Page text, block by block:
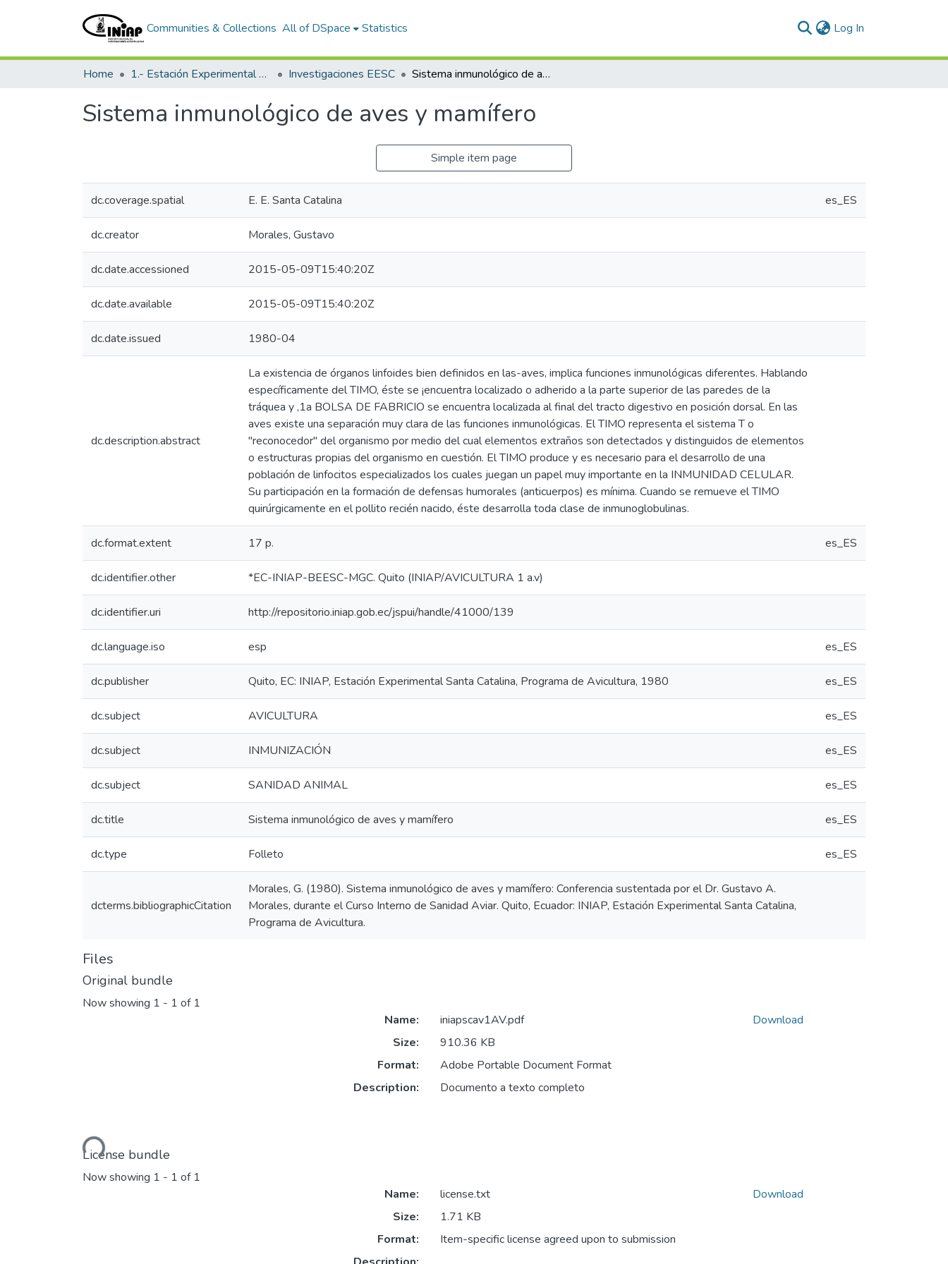
Communities & Collections All of DSpace Statistics Log In
Home 1.- Estación Experimental Santa Catalina Investigaciones EESC Sistema inmunológico de aves y mamífero
Sistema inmunológico de aves y mamífero
Simple item page
dc.coverage.spatial E. E. Santa Catalina es_ES
dc.creator Morales, Gustavo
dc.date.accessioned 2015-05-09T15:40:20Z
dc.date.available 2015-05-09T15:40:20Z
dc.date.issued 1980-04
dc.description.abstract
La existencia de órganos linfoides bien definidos en las-aves, implica funciones inmunológicas diferentes. Hablando
específicamente del TIMO, éste se ¡encuentra localizado o adherido a la parte superior de las paredes de la
tráquea y ,1a BOLSA DE FABRICIO se encuentra localizada al final del tracto digestivo en posición dorsal. En las
aves existe una separación muy clara de las funciones inmunológicas. El TIMO representa el sistema T o
"reconocedor" del organismo por medio del cual elementos extraños son detectados y distinguidos de elementos
o estructuras propias del organismo en cuestión. El TIMO produce y es necesario para el desarrollo de una
población de linfocitos especializados los cuales juegan un papel muy importante en la INMUNIDAD CELULAR.
Su participación en la formación de defensas humorales (anticuerpos) es mínima. Cuando se remueve el TIMO
quirúrgicamente en el pollito recién nacido, éste desarrolla toda clase de inmunoglobulinas.
dc.format.extent 17 p. es_ES
dc.identifier.other *EC-INIAP-BEESC-MGC. Quito (INIAP/AVICULTURA 1 a.v)
dc.identifier.uri http://repositorio.iniap.gob.ec/jspui/handle/41000/139
dc.language.iso esp es_ES
dc.publisher Quito, EC: INIAP, Estación Experimental Santa Catalina, Programa de Avicultura, 1980 es_ES
dc.subject AVICULTURA es_ES
dc.subject INMUNIZACIÓN es_ES
dc.subject SANIDAD ANIMAL es_ES
dc.title Sistema inmunológico de aves y mamífero es_ES
dc.type Folleto es_ES
dcterms.bibliographicCitation
Morales, G. (1980). Sistema inmunológico de aves y mamífero: Conferencia sustentada por el Dr. Gustavo A.
Morales, durante el Curso Interno de Sanidad Aviar. Quito, Ecuador: INIAP, Estación Experimental Santa Catalina,
Programa de Avicultura.
Files
Original bundle
Now showing 1 - 1 of 1
Loading...
Name:
iniapscav1AV.pdf
Size:
910.36 KB
Format:
Adobe Portable Document Format
Description:
Documento a texto completo
Download
License bundle
Now showing 1 - 1 of 1
Name:
license.txt
Size:
1.71 KB
Format:
Item-specific license agreed upon to submission
Download